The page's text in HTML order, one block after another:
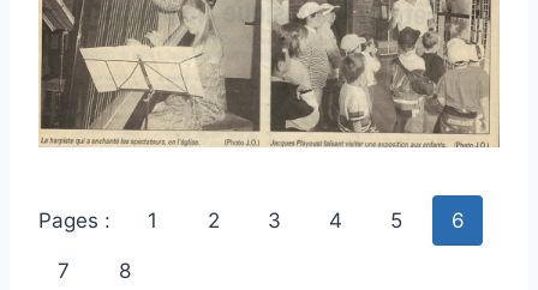
Pages : 1 2 3 4 5 6
7 8